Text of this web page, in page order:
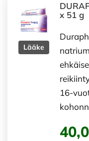
Lääke
x 51 g
16-